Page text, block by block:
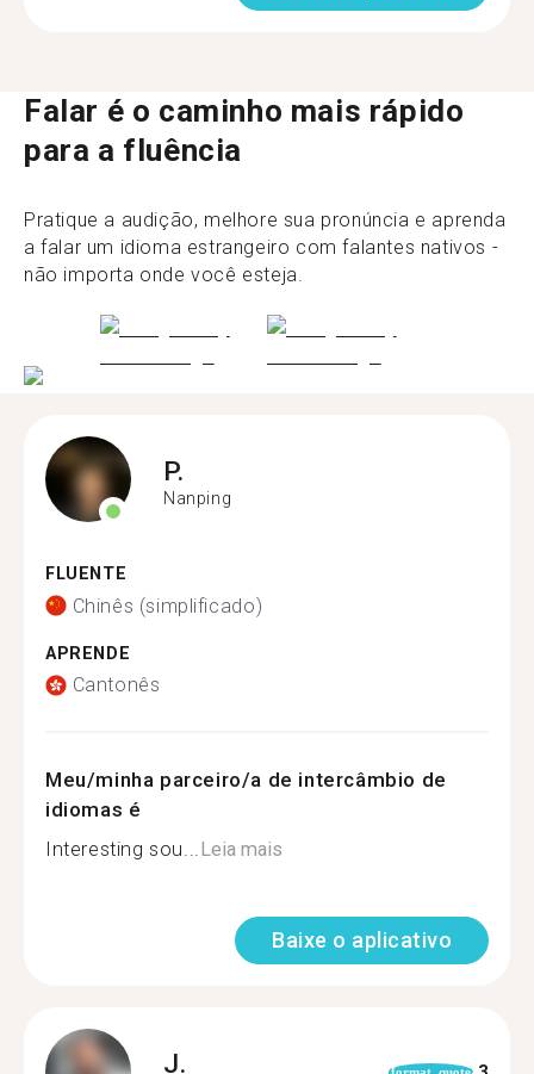
Falar é o caminho mais rápido
para a fluência
Pratique a audição, melhore sua pronúncia e aprenda
a falar um idioma estrangeiro com falantes nativos -
não importa onde você esteja.
P.
Nanping
FLUENTE
Chinês (simplificado)
APRENDE
Cantonês
Meu/minha parceiro/a de intercâmbio de
idiomas é
Interesting sou...Leia mais
Baixe o aplicativo
J.